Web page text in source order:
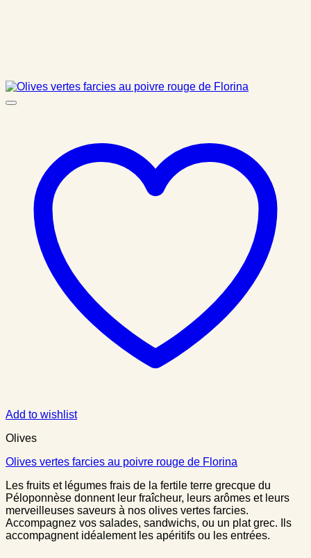
Add to wishlist
Olives
Olives vertes farcies au poivre rouge de Florina
Les fruits et légumes frais de la fertile terre grecque du
Péloponnèse donnent leur fraîcheur, leurs arômes et leurs
merveilleuses saveurs à nos olives vertes farcies.
Accompagnez vos salades, sandwichs, ou un plat grec. Ils
accompagnent idéalement les apéritifs ou les entrées.